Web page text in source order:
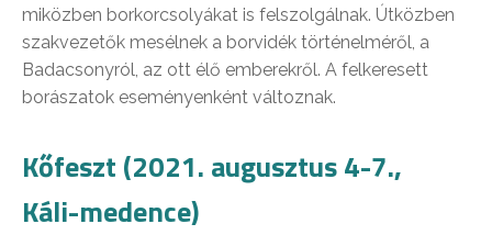
miközben borkorcsolyákat is felszolgálnak. Útközben
szakvezetők mesélnek a borvidék történelméről, a
Badacsonyról, az ott élő emberekről. A felkeresett
borászatok eseményenként változnak.
Kőfeszt (2021. augusztus 4-7.,
Káli-medence)